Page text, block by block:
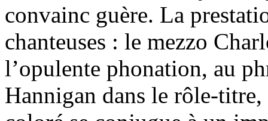
convainc guère. La
chanteuses : le mezzo
l’opulente phonation, au
Hannigan dans le rôle-